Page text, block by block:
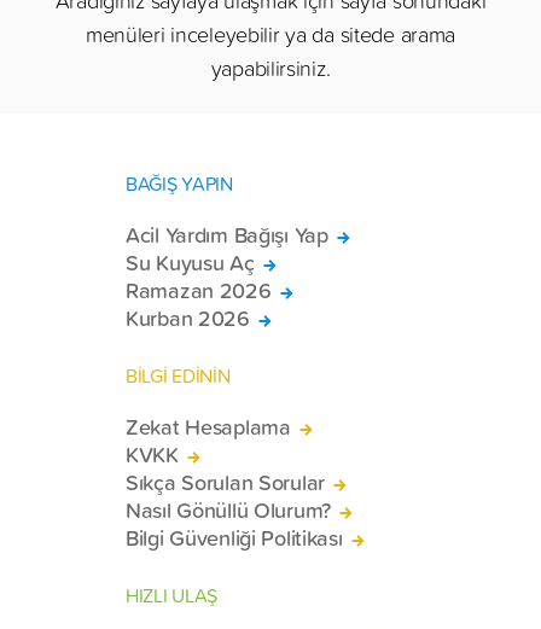
menüleri inceleyebilir ya da sitede arama
yapabilirsiniz.
BAĞIŞ YAPIN
Acil Yardım Bağışı Yap
Su Kuyusu Aç
Ramazan 2026
Kurban 2026
BİLGİ EDİNİN
Zekat Hesaplama
KVKK
Sıkça Sorulan Sorular
Nasıl Gönüllü Olurum?
Bilgi Güvenliği Politikası
HIZLI ULAŞ